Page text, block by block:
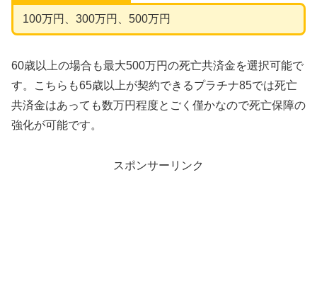
100万円、300万円、500万円
60歳以上の場合も最大500万円の死亡共済金を選択可能で
す。こちらも65歳以上が契約できるプラチナ85では死亡
共済金はあっても数万円程度とごく僅かなので死亡保障の
強化が可能です。
スポンサーリンク